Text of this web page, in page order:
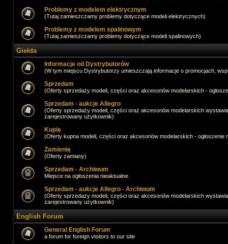
Problemy z modelem elektrycznym
(Tutaj zamieszczamy problemy dotyczące modeli elektrycznych)
Problemy z modelem spalinowym
(Tutaj zamieszczamy problemy dotyczące modeli spalinowych)
Giełda
Informacje od Dystrybutorów
(W tym miejscu Dystrybutorzy umieszczają informacje o promocjach,
Sprzedam
(Oferty sprzedaży modeli, części oraz akcesoriów modelarskich -
Sprzedam - aukcje Allegro
(Oferty sprzedaży modeli, części oraz akcesoriów modelarskich
zarejestrowany użytkownik)
Kupię
(Oferty kupna modeli, części oraz akcesoriów modelarskich -
Zamienię
(Oferty zamiany)
Sprzedam - Archiwum
Miejsce na ogłoszenia nieaktualne.
Sprzedam - aukcje Allegro - Archiwum
(Oferty sprzedaży modeli, części oraz akcesoriów modelarskich
zarejestrowany użytkownik)
English Forum
General English Forum
a forum for foreign visitors to our site